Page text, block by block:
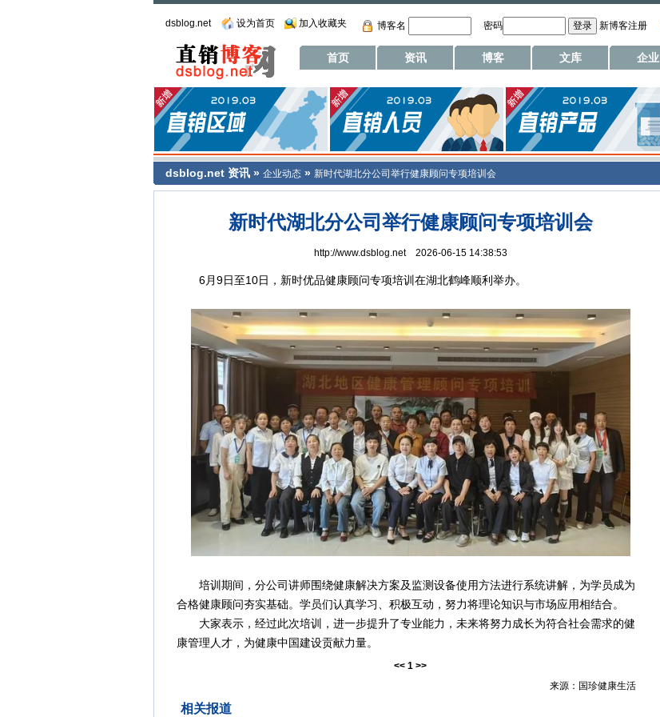
dsblog.net 设为首页 加入收藏夹 博客名 密码 新博客注册
首页 资讯 博客 文库 企业
dsblog.net 资讯 » 企业动态 » 新时代湖北分公司举行健康顾问专项培训会
新时代湖北分公司举行健康顾问专项培训会
http://www.dsblog.net 2026-06-15 14:38:53
6月9日至10日，新时优品健康顾问专项培训在湖北鹤峰顺利举办。
培训期间，分公司讲师围绕健康解决方案及监测设备使用方法进行系统讲解，为学员成为
合格健康顾问夯实基础。学员们认真学习、积极互动，努力将理论知识与市场应用相结合。
大家表示，经过此次培训，进一步提升了专业能力，未来将努力成长为符合社会需求的健
康管理人才，为健康中国建设贡献力量。
<< 1 >>
来源：国珍健康生活
相关报道